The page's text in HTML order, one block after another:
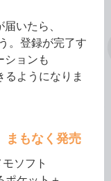
いたら、
。登録が完了す
ションも
ようになりま
まもなく発売
ソフト